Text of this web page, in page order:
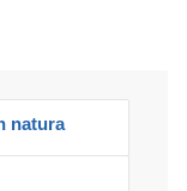
natura